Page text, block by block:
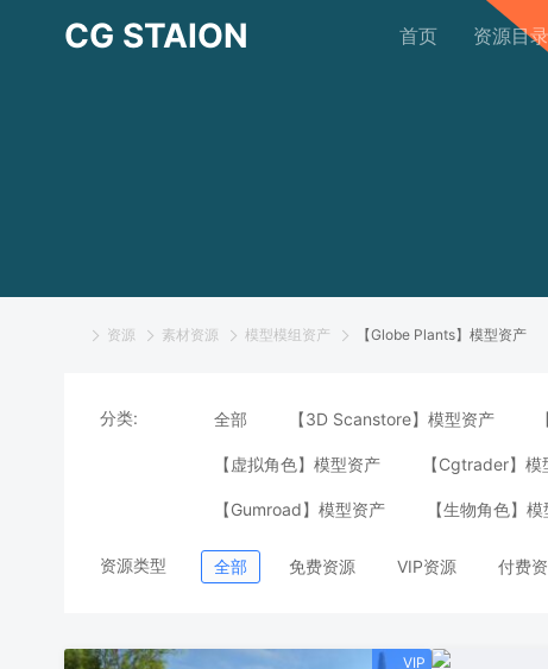
CG STAION 首页 资源目录
资源 素材资源 模型模组资产 【Globe Plants】模型资产
分类: 全部 【3D Scanstore】模型资产
【虚拟角色】模型资产 【Cgtrader】模
【Gumroad】模型资产 【生物角色】
资源类型 全部 免费资源 VIP资源 付费